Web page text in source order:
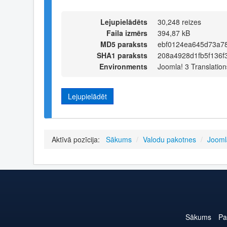
Lejupielādēts
30,248 reizes
Faila izmērs
394,87 kB
MD5 paraksts
SHA1 paraksts
Environments
Joomla! 3
Lejupielādēt
Aktīvā pozīcija: Sākums / Valodu pakotnes /
Sākums